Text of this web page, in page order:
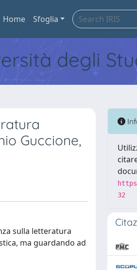
Home Sfoglia
degli
Guccione,
sulla letteratura
ma guardando ad
32